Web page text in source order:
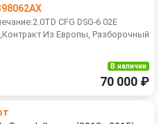
CFG DSG-6 02E
Из Европы, Разборочный
В наличии
70 000 ₽